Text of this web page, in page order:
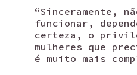
“Sinceramente,
funcionar,
certeza, o
mulheres que
é muito mais